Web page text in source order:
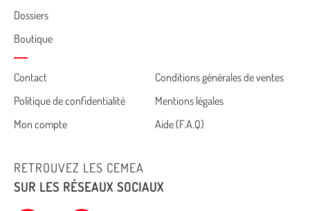
Dossiers
Boutique
Cemea
footer
Contact
Conditions générales de ventes
Politique de confidentialité
Mentions légales
Mon compte
Aide (F.A.Q)
RETROUVEZ LES CEMEA
SUR LES RÉSEAUX SOCIAUX